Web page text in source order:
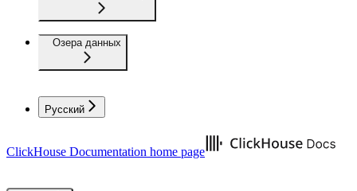
Озера данных
Русский
ClickHouse Documentation home page